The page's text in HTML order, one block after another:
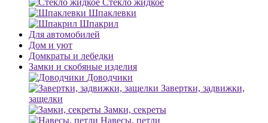
Стекло жидкое
Шпаклевки
Шпакрил
Для автомобилей
Дом и уют
Домкраты и лебедки
Замки и скобяные изделия
Доводчики
Завертки, задвижки,
защелки
Замки, секреты
Навесы, петли